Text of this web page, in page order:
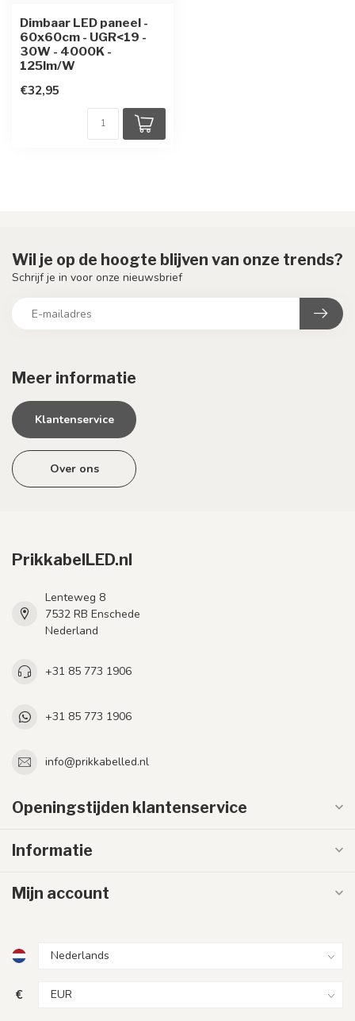
Dimbaar LED paneel -
60x60cm - UGR<19 -
30W - 4000K -
125lm/W
€32,95
Meer informatie
Klantenservice
Over ons
Wil je op de hoogte blijven van onze trends?
Schrijf je in voor onze nieuwsbrief
PrikkabelLED.nl
Lenteweg 8
7532 RB Enschede
Nederland
+31 85 773 1906
+31 85 773 1906
info@prikkabelled.nl
Openingstijden klantenservice
Informatie
Mijn account
€